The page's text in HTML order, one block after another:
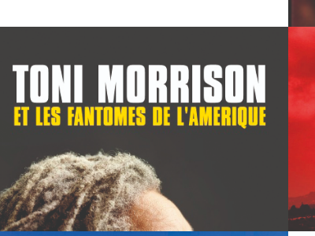
MADAN SARA